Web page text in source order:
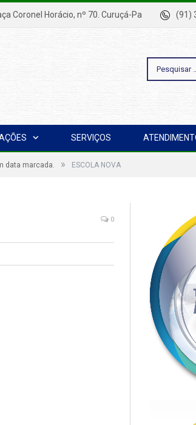
Coronel Horácio, nº 70. Curuçá-Pa (91)
Pesquisar
por:
SERVIÇOS
data marcada. » ESCOLA NOVA
0